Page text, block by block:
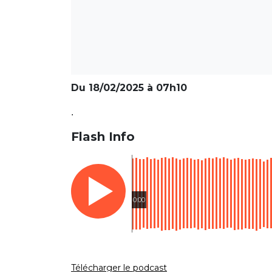
Du 18/02/2025 à 07h10
.
Flash Info
0:00
Télécharger le podcast